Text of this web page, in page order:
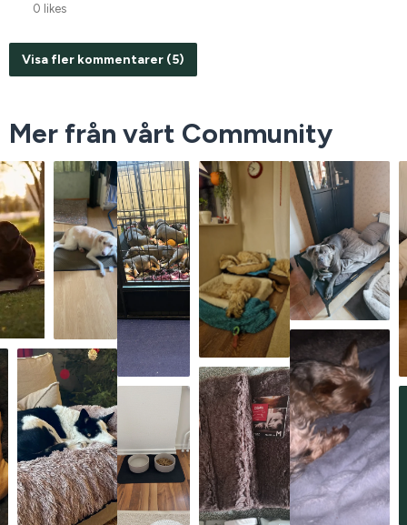
0 likes
Visa fler kommentarer (5)
Mer från vårt Community